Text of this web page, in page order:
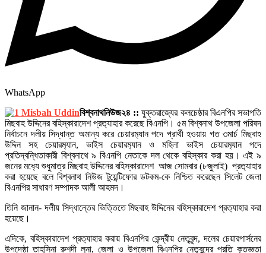
WhatsApp
বিশ্বনাথনিউজ২৪ :: যুক্তরাজ্যের কলচেষ্ঠার বিএনপির সভাপতি
মিছবাহ উদ্দিনের বহিস্কারাদেশ প্রত‌্যাহার করেছে বিএনপি। ৫ম বিশ্বনাথ উপজেলা পরিষদ
নির্বাচনে দলীয় সিদ্ধান্ত অমান্য করে চেয়ারম‌্যান পদে প্রার্থী হওয়ায় গত ৩মার্চ মিছবাহ
উদ্দিন সহ চেয়ারম‌্যান, ভাইস চেয়ারম‌্যান ও মহিলা ভাইস চেয়ারম‌্যান পদে
প্রতিদ্বন্ধিতাকারী বিশ্বনাথে ৯ বিএনপি নেতাকে দল থেকে বহিস্কার করা হয়। এই ৯
জনের মধ‌্যে শুধুমাত্র মিছবাহ উদ্দিনের বহিস্কারাদেশ আজ সোমবার (৮জুলাই) প্রত‌্যাহার
করা হয়েছে বলে বিশ্বনাথ নিউজ টুয়েন্টিফোর ডটকম-কে নিশ্চিত করেছেন সিলেট জেলা
বিএনপির সাধারণ সম্পাদক আলী আহমদ।
তিনি জানান- দলীয় সিদ্ধান্তের ভিত্তিতে মিছবাহ উদ্দিনের বহিস্কারাদেশ প্রত‌্যাহার করা
হয়েছে।
এদিকে, বহিস্কারাদেশ প্রত‌্যাহার করায় বিএনপির কেন্দ্রীয় নেতৃবৃন্দ, দলের চেয়ারপার্সনের
উপদেষ্ঠা তাহসিনা রুশদী লুনা, জেলা ও উপজেলা বিএনপির নেতৃবৃন্দের প্রতি কৃতজ্ঞতা